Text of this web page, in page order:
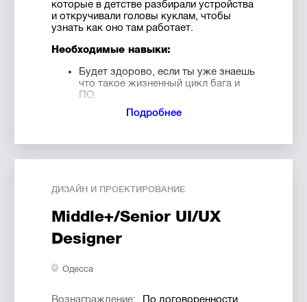
которые в детстве разбирали устройства
и откручивали головы куклам, чтобы
узнать как оно там работает.
Необходимые навыки:
Будет здорово, если ты уже знаешь
что такое жизненный цикл бага и
ПО.
Понимаешь как составлять тест-
кейсы, баг-репорты.
HTML, CSS.
Умение тестировать API.
Опыт использования browser web
Что нужно будет делать:
Разрабатывать и поддерживать
Тестировать новый и старый
Проводить регрессионные тесты.
Подробнее
ДИЗАЙН И ПРОЕКТИРОВАНИЕ
Middle+/Senior UI/UX
Designer
Одесса
Вознаграждение:
По договоренности